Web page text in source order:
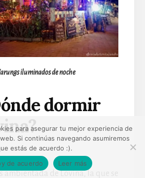
iluminados de noche
dormir
ambientada de Lovina, la que se
para asegurar tu mejor experiencia de
Si continúas navegando asumiremos
estás de acuerdo :).
de acuerdo
Leer más